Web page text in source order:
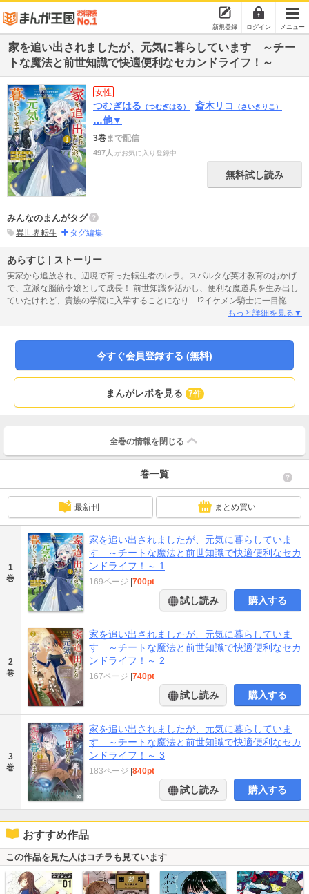
新規登録 ログイン メニュー
家を追い出されましたが、元気に暮らしています ～チー
トな魔法と前世知識で快適便利なセカンドライフ！～
女性
つむぎはる （つむぎはる） 斎木リコ （さいきりこ）
…他▼
3巻まで配信
497人 がお気に入り登録中
無料試し読み
みんなのまんがタグ
異世界転生 タグ編集
あらすじ | ストーリー
実家から追放され、辺境で育った転生者のレラ。スパルタな英才教育のおかげ
で、立派な脳筋令嬢として成長！ 前世知識を活かし、便利な魔道具を生み出し
ていたけれど、貴族の学院に入学することになり…!?イケメン騎士に一目惚れ
されるわ、異母妹に喧嘩を売られるわ、トラブルが続出！ さらに、魔法対決を
もっと詳細を見る▼
今すぐ会員登録する (無料)
まんがレポを見る 7件
全巻の情報を 閉じる
巻一覧
最新刊 まとめ買い
1
巻
家を追い出されましたが、元気に暮らしていま
す ～チートな魔法と前世知識で快適便利なセカ
ンドライフ！～ 1
169ページ |700pt
試し読み 購入する
2
巻
家を追い出されましたが、元気に暮らしていま
す ～チートな魔法と前世知識で快適便利なセカ
ンドライフ！～ 2
167ページ |740pt
試し読み 購入する
3
巻
家を追い出されましたが、元気に暮らしていま
す ～チートな魔法と前世知識で快適便利なセカ
ンドライフ！～ 3
183ページ |840pt
試し読み 購入する
おすすめ作品
この作品を見た人はコチラも見ています